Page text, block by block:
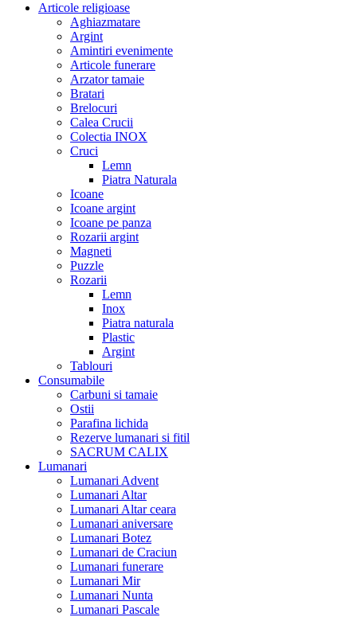
Articole religioase
Aghiazmatare
Argint
Amintiri evenimente
Articole funerare
Arzator tamaie
Bratari
Brelocuri
Calea Crucii
Colectia INOX
Cruci
Lemn
Piatra Naturala
Icoane
Icoane argint
Icoane pe panza
Rozarii argint
Magneti
Puzzle
Rozarii
Lemn
Inox
Piatra naturala
Plastic
Argint
Tablouri
Consumabile
Carbuni si tamaie
Ostii
Parafina lichida
Rezerve lumanari si fitil
SACRUM CALIX
Lumanari
Lumanari Advent
Lumanari Altar
Lumanari Altar ceara
Lumanari aniversare
Lumanari Botez
Lumanari de Craciun
Lumanari funerare
Lumanari Mir
Lumanari Nunta
Lumanari Pascale